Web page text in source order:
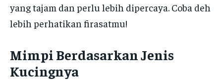
yang tajam dan perlu lebih dipercaya. Coba deh
lebih perhatikan firasatmu!
Mimpi Berdasarkan Jenis
Kucingnya